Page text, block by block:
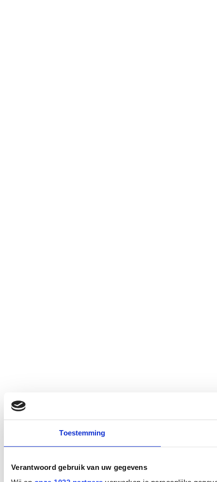
Toestemming
Verantwoord gebruik van uw gegevens